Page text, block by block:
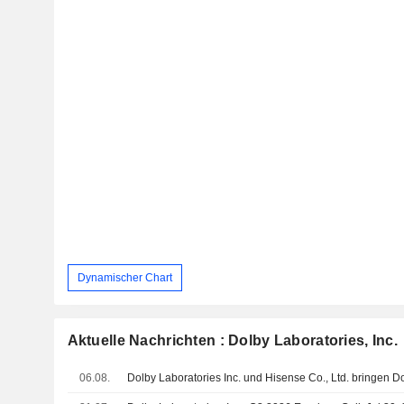
Dynamischer Chart
Aktuelle Nachrichten : Dolby Laboratories, Inc.
06.08.